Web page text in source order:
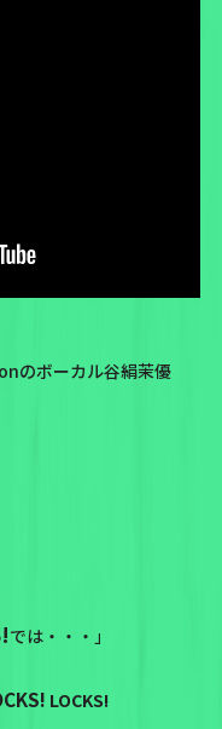
のボーカル谷絹茉優
では・・・」
LOCKS!